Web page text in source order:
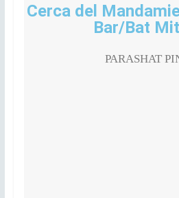
Cerca del
Bar/Bat
PARASHAT